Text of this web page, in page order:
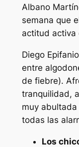
Albano
semana que
actitud activa
Diego
entre
de fiebre).
tranquilidad,
muy
todas las
Los